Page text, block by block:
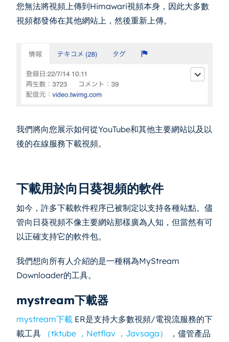
您無法將視頻上傳到Himawari視頻本身，因此大多數
視頻都發佈在其他網站上，然後重新上傳。
我們將向您展示如何從YouTube和其他主要網站以及以
後的在線服務下載視頻。
下載用於向日葵視頻的軟件
如今，許多下載軟件程序已被制定以支持各種站點。儘
管向日葵視頻不像主要網站那樣廣為人知，但當然有可
以正確支持它的軟件包。
我們想向所有人介紹的是一種稱為MyStream
Downloader的工具。
mystream下載器
mystream下載 ER是支持大多數視頻/電視流服務的下
載工具
（tktube ，Netflav ，Javsaga）
，儘管產品